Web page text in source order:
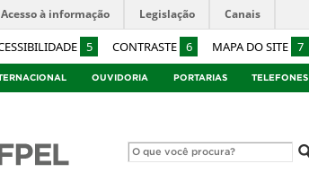
5 CONTRASTE 6 MAPA DO SITE 7
Acesso à informação Legislação Canais
OUVIDORIA PORTARIAS TELEFONES